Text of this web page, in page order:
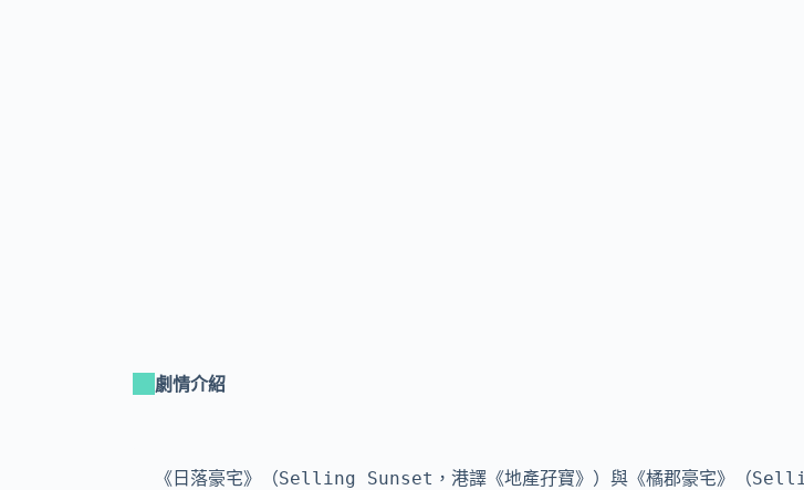
劇情介紹
《日落豪宅》（Selling Sunset，港譯《地產孖寶》）與《橘郡豪宅》（